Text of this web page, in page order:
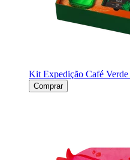
Kit Expedição Café Verde
Comprar